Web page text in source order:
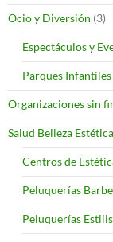
Ocio y Diversión (3)
Espectáculos y
Parques Infantiles
Organizaciones sin
Salud Belleza Estética
Centros de
Peluquerías
Peluquerías